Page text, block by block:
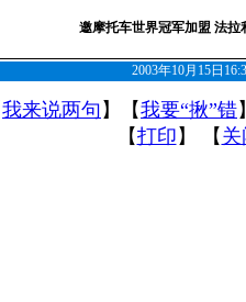
邀摩托车世界冠军加盟 法拉
2003年10月15日
我来说两句 】【我要“揪”错
【打印 】 【 关